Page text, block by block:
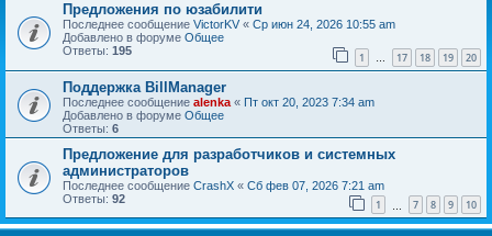
Предложения по юзабилити
Последнее сообщение VictorKV « Ср июн 24, 2026 10:55 am
Добавлено в форуме Общее
Ответы: 195 1 … 17 18 19 20
Поддержка BillManager
Последнее сообщение alenka « Пт окт 20, 2023 7:34 am
Добавлено в форуме Общее
Ответы: 6
Предложение для разработчиков и системных
администраторов
Последнее сообщение CrashX « Сб фев 07, 2026 7:21 am
Ответы: 92 1 7 8 9 10